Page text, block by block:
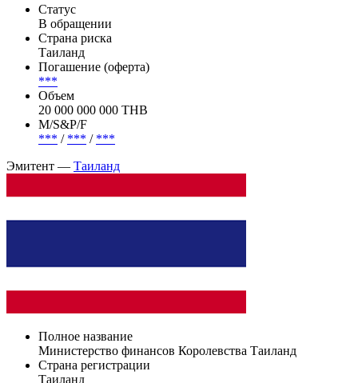
(TH0623A76B82) на сумму THB 220000.0 млн со сроком
погашения в 2026 году.
Эмиссия —Таиланд, Bills 0% 18nov2026, THB (182D)
Статус
В обращении
Страна риска
Таиланд
Погашение (оферта)
***
20 000 000 000 THB
***/***/***
Эмитент —Таиланд